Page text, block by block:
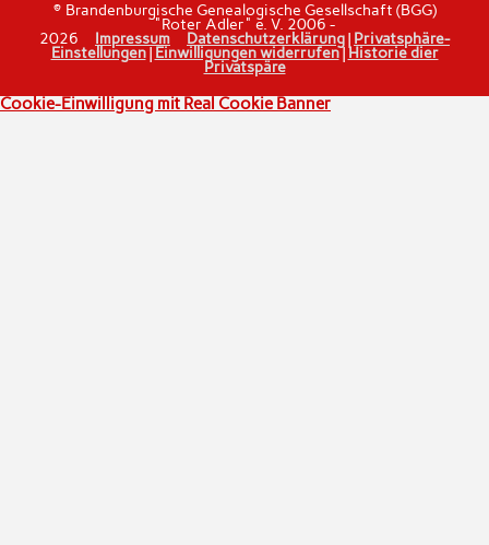
© Brandenburgische Genealogische Gesellschaft (BGG)
"Roter Adler" e. V. 2006 -
2026 Impressum Datenschutzerklärung| Privatsphäre-
Einstellungen| Einwilligungen widerrufen|Historie dier
Privatspäre
Cookie-Einwilligung mit Real Cookie Banner